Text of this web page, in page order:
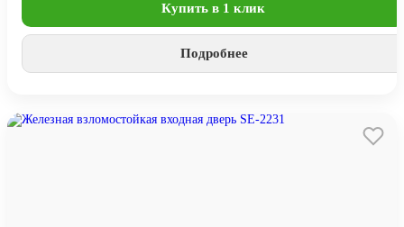
Купить в 1 клик
Подробнее